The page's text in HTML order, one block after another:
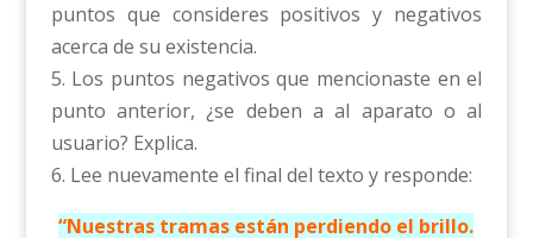
puntos que consideres positivos y negativos
acerca de su existencia.
5. Los puntos negativos que mencionaste en el
punto anterior, ¿se deben a al aparato o al
usuario? Explica.
6. Lee nuevamente el final del texto y responde:
“Nuestras tramas están perdiendo el brillo.